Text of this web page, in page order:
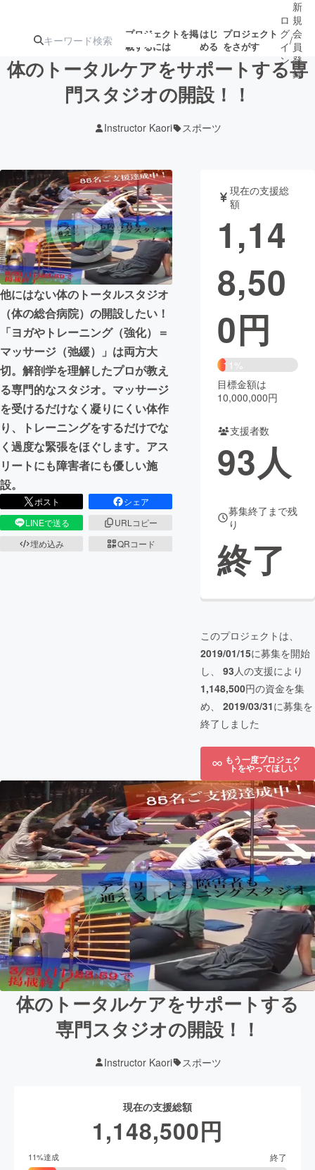
プロジェクトを掲
載するには
はじ
める
プロジェクト
をさがす
ジェクト
ロジェクト
アート・写真 音楽
テクノロジー・ガジェット ゲーム・サ
映像・映画
ビジネス・起業
まちづくり・地域活性化
CAMPFIRE for Social Good
CAMPFIRE Creation
CAMPFIREふるさと納税machi-ya コミュニティ
ロ
グ
イ
ン
/
新
規
会
員
登
録
体のトータルケアをサポートする専
門スタジオの開設！！
Instructor Kaori スポーツ
他にはない体のトータルスタジオ
（体の総合病院）の開設したい！
「ヨガやトレーニング（強化）＝
マッサージ（弛緩）」は両方大
切。解剖学を理解したプロが教え
る専門的なスタジオ。マッサージ
を受けるだけなく凝りにくい体作
り、トレーニングをするだけでな
く過度な緊張をほぐします。アス
リートにも障害者にも優しい施
設。
ポスト
シェア
LINEで送る
URLコピー
埋め込み
QRコード
現在の支援総
額
1,14
8,50
0円
11%
目標金額は
10,000,000円
支援者数
93人
募集終了まで残
り
終了
このプロジェクトは、
2019/01/15に募集を開始
し、 93人の支援により
1,148,500円の資金を集
め、 2019/03/31に募集を
終了しました
もう一度プロジェク
トをやってほしい
体のトータルケアをサポートする
専門スタジオの開設！！
Instructor Kaori スポーツ
現在の支援総額
1,148,500円
11%達成 終了